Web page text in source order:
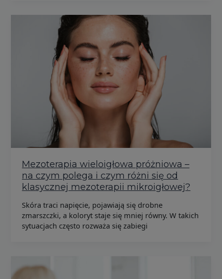
Mezoterapia wieloigłowa próżniowa –
na czym polega i czym różni się od
klasycznej mezoterapii mikroigłowej?
Skóra traci napięcie, pojawiają się drobne
zmarszczki, a koloryt staje się mniej równy. W takich
sytuacjach często rozważa się zabiegi